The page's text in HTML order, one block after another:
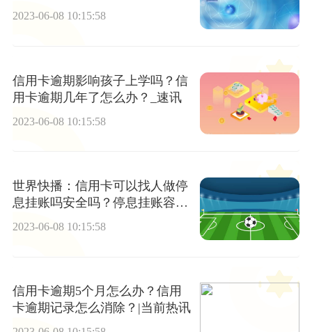
响征信吗？
2023-06-08 10:15:58
信用卡逾期影响孩子上学吗？信
用卡逾期几年了怎么办？_速讯
2023-06-08 10:15:58
世界快播：信用卡可以找人做停
息挂账吗安全吗？停息挂账容易
申请吗？
2023-06-08 10:15:58
信用卡逾期5个月怎么办？信用
卡逾期记录怎么消除？|当前热讯